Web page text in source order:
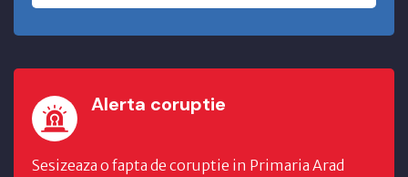
Alerta coruptie
Sesizeaza o fapta de coruptie in Primaria Arad